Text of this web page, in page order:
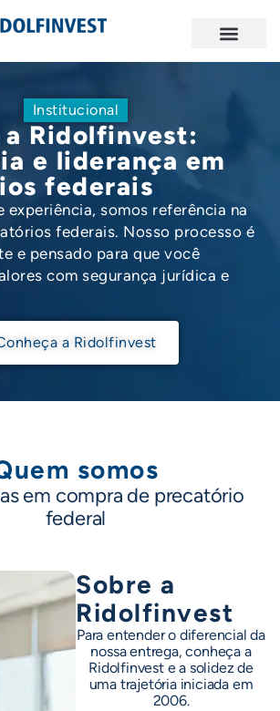
Institucional
a Ridolfinvest:
e liderança em
federais
experiência, somos referência na
federais. Nosso processo é
e pensado para que você
com segurança jurídica e
a Ridolfinvest
somos
em compra de precatório
federal
Sobre a
Ridolfinvest
Para entender o diferencial da
nossa entrega, conheça a
Ridolfinvest e a solidez de
uma trajetória iniciada em
2006.